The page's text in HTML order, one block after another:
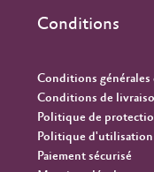
Conditions
Conditions générales
Conditions de
Politique de
Politique d'utilisation
Paiement sécurisé